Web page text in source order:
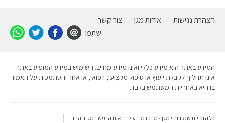
הצהרת נגישות אודות מגן
צור קשר
שתפו
המידע באתר הוא מידע כללי ואינו מידע מחייב. השימוש במידע המופיע באתר
אינו תחליף לקבלת ייעוץ או טיפול מקצועי, רפואי, או אחר והסתמכות על האמור
בו היא באחריות המשתמש בלבד.
כל הזכויות שמורות למגן - מרכז מידע לבריאות הנפש במגזר החרדי